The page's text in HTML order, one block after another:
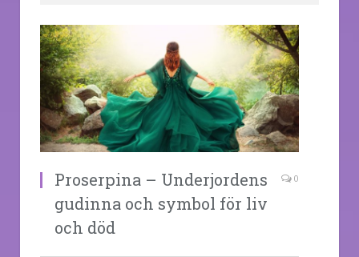
Proserpina – Underjordens
gudinna och symbol för liv
och död
0